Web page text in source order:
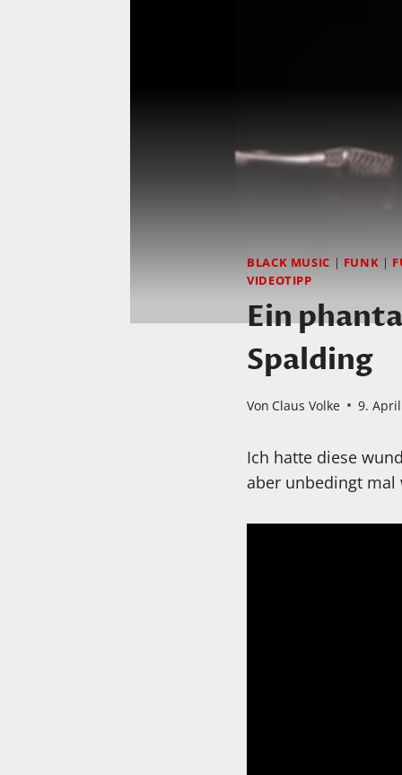
BLACK MUSIC | FUNK |
VIDEOTIPP
Ein
Spalding
Von Claus Volke 9.
Ich hatte diese
aber unbedingt mal